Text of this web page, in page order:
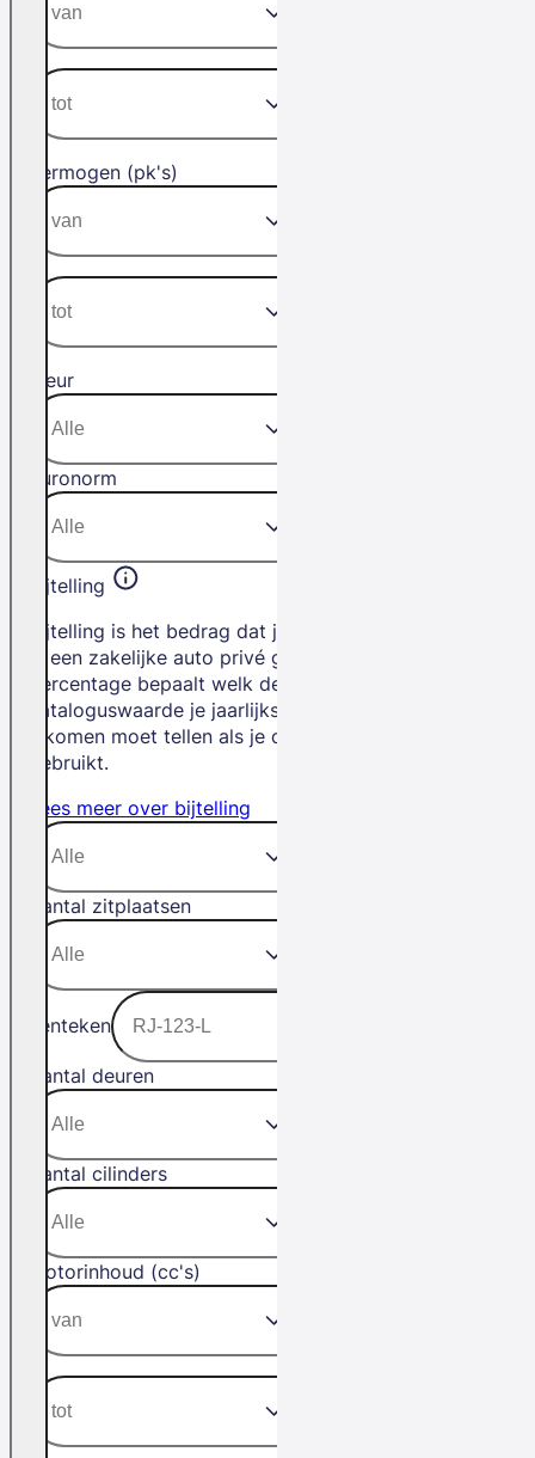
Vermogen (pk's)
Kleur
Euronorm
Bijtelling
Bijtelling is het bedrag dat je betaalt als
je een zakelijke auto privé gebruikt. Het
percentage bepaalt welk deel van de
cataloguswaarde je jaarlijks bij je
inkomen moet tellen als je de auto privé
gebruikt.
Lees meer over bijtelling
Aantal zitplaatsen
Kenteken
Aantal deuren
Aantal cilinders
Motorinhoud (cc's)